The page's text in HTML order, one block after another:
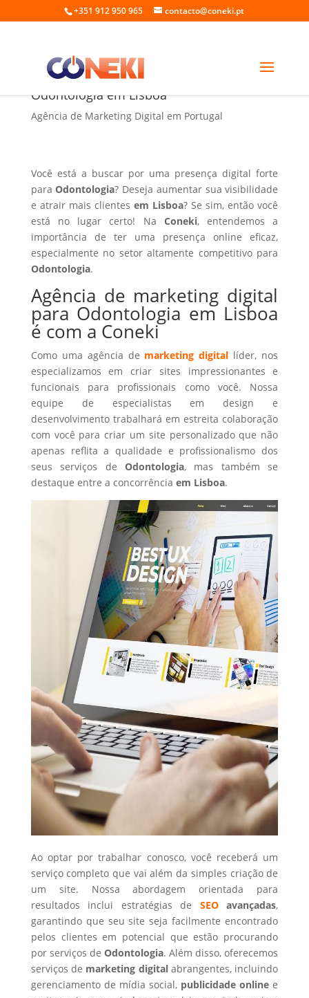
+351 912 950 965 contacto@coneki.pt
Agência de marketing digital para
Odontologia em Lisboa
Agência de Marketing Digital em Portugal
Você está a buscar por uma presença digital forte
paraOdontologia? Deseja aumentar sua visibilidade
e atrair mais clientes em Lisboa? Se sim, então você
está no lugar certo! Na Coneki, entendemos a
importância de ter uma presença online eficaz,
especialmente no setor altamente competitivo para
Odontologia.
Agência de marketing digital
para Odontologia em Lisboa
é com a Coneki
Como uma agência de marketing digital líder, nos
especializamos em criar sites impressionantes e
funcionais para profissionais como você. Nossa
equipe de especialistas em design e
desenvolvimento trabalhará em estreita colaboração
com você para criar um site personalizado que não
apenas reflita a qualidade e profissionalismo dos
seus serviços de Odontologia, mas também se
destaque entre a concorrência em Lisboa.
Ao optar por trabalhar conosco, você receberá um
serviço completo que vai além da simples criação de
um site. Nossa abordagem orientada para
resultados inclui estratégias de SEOavançadas,
garantindo que seu site seja facilmente encontrado
pelos clientes em potencial que estão procurando
por serviços de Odontologia. Além disso, oferecemos
serviços de marketing digital abrangentes, incluindo
gerenciamento de mídia social, publicidade online e